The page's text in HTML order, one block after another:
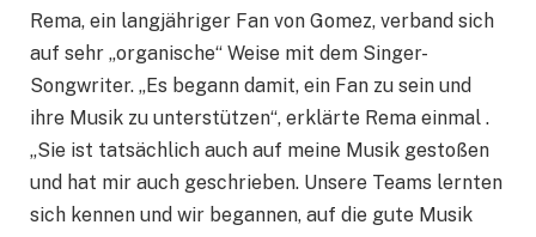
Rema, ein langjähriger Fan von Gomez, verband sich
auf sehr „organische“ Weise mit dem Singer-
Songwriter. „Es begann damit, ein Fan zu sein und
ihre Musik zu unterstützen“, erklärte Rema einmal .
„Sie ist tatsächlich auch auf meine Musik gestoßen
und hat mir auch geschrieben. Unsere Teams lernten
sich kennen und wir begannen, auf die gute Musik